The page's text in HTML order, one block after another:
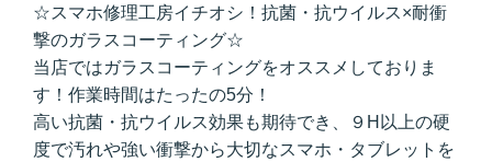
☆スマホ修理工房イチオシ！抗菌・抗ウイルス×耐衝
撃のガラスコーティング☆
当店ではガラスコーティングをオススメしておりま
す！作業時間はたったの5分！
高い抗菌・抗ウイルス効果も期待でき、９H以上の硬
度で汚れや強い衝撃から大切なスマホ・タブレットを